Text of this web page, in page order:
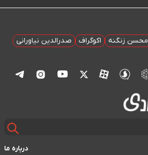
محسن زنگنه اکوگراف
صدرالدین نیاورانی
درباره ما